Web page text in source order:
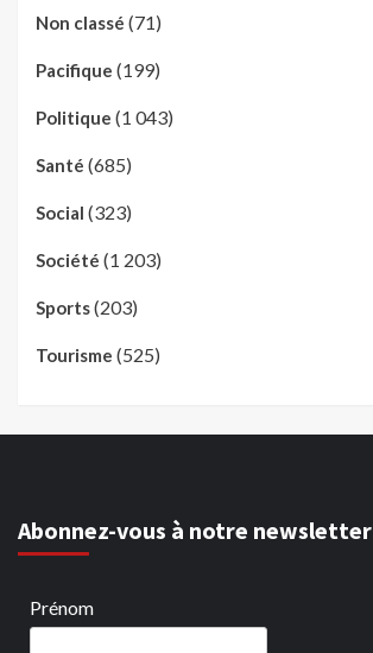
Non classé (71)
Pacifique (199)
Politique (1 043)
Santé (685)
Social (323)
Société (1 203)
Sports(203)
Tourisme (525)
Abonnez-vous à notre newsletter
Prénom